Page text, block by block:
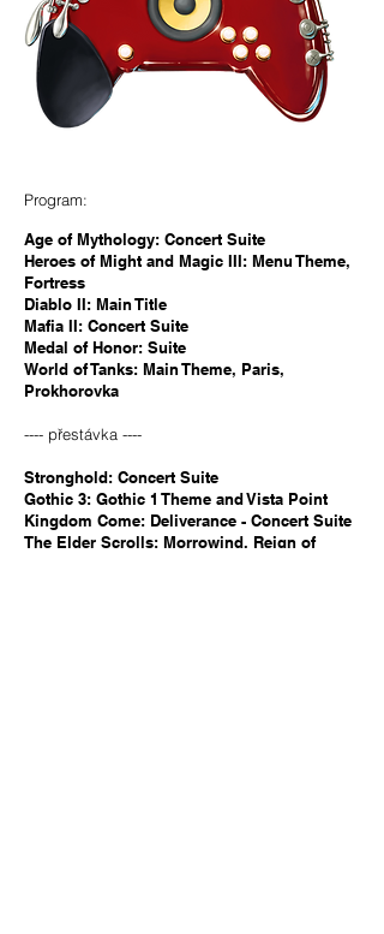
Program:
Age of Mythology: Concert Suite
Heroes of Might and Magic III: Menu Theme,
Fortress
Diablo II: Main Title
Mafia II: Concert Suite
Medal of Honor: Suite
World of Tanks: Main Theme, Paris,
Prokhorovka
---- přestávka ----
Stronghold: Concert Suite
Gothic 3: Gothic 1 Theme and Vista Point
Kingdom Come: Deliverance - Concert Suite
The Elder Scrolls: Morrowind, Reign of